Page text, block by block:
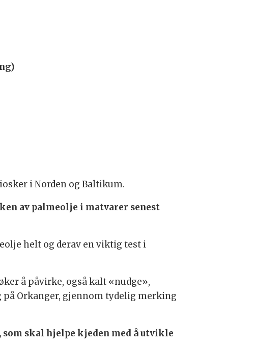
i Norden og Baltikum.
av palmeolje i matvarer senest
helt og derav en viktig test i
å påvirke, også kalt «nudge»,
Orkanger, gjennom tydelig merking
skal hjelpe kjeden med å utvikle